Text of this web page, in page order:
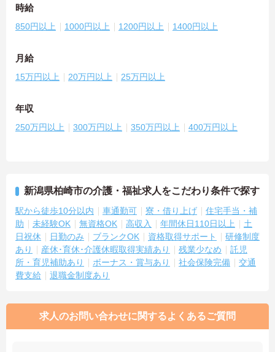
時給
850円以上 1000円以上 1200円以上 1400円以上
月給
15万円以上 20万円以上 25万円以上
年収
250万円以上 300万円以上 350万円以上 400万円以上
新潟県柏崎市の介護・福祉求人をこだわり条件で探す
駅から徒歩10分以内 車通勤可 寮・借り上げ
住宅手当・補
助
未経験OK 無資格OK 高収入 年間休日110日以上
土
日祝休
日勤のみ ブランクOK 資格取得サポート
研修制度
あり
産休･育休･介護休暇取得実績あり 残業少なめ
託児
所・育児補助あり
ボーナス・賞与あり 社会保険完備
交通
費支給
退職金制度あり
求人のお問い合わせに関するよくあるご質問